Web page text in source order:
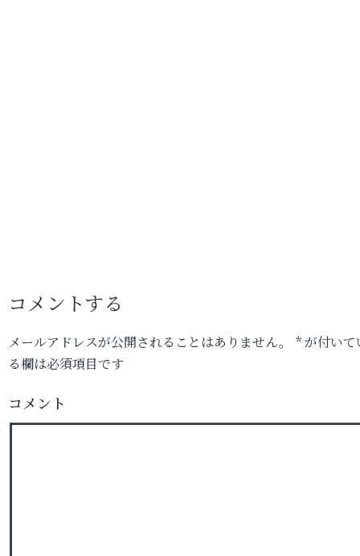
コメントする
メールアドレスが公開されることはありません。 *が付いて
る欄は必須項目です
コメント